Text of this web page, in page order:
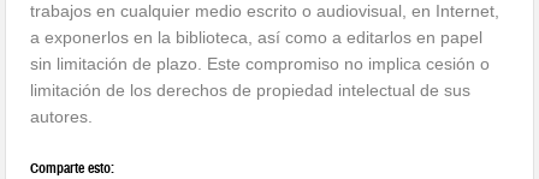
trabajos en cualquier medio escrito o audiovisual, en Internet,
a exponerlos en la biblioteca, así como a editarlos en papel
sin limitación de plazo. Este compromiso no implica cesión o
limitación de los derechos de propiedad intelectual de sus
autores.
Comparte esto: